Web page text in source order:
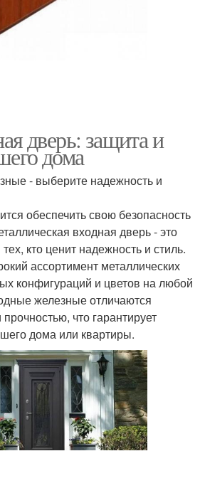
дверь: защита и
дома
- выберите надежность и
обеспечить свою безопасность
входная дверь - это
кто ценит надежность и стиль.
ассортимент металлических
конфигураций и цветов на любой
железные отличаются
что гарантирует
дома или квартиры.